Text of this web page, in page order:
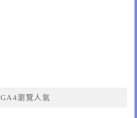
GA4瀏覽人氣